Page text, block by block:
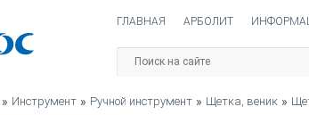
ГЛАВНАЯ АРБОЛИТ
ЩЕТКА GRINDA
» Инструмент » Ручной инструмент » Щетка, веник »